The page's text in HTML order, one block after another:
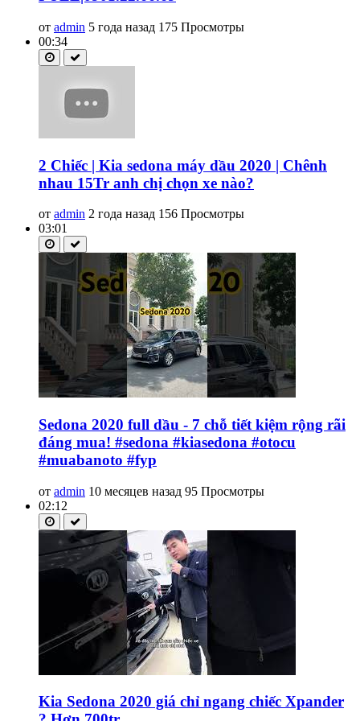
от admin 5 года назад 175 Просмотры
00:34
2 Chiếc | Kia sedona máy dầu 2020 | Chênh
nhau 15Tr anh chị chọn xe nào?
от admin 2 года назад 156 Просмотры
03:01
Sedona 2020 full dầu - 7 chỗ tiết kiệm rộng rãi
đáng mua! #sedona #kiasedona #otocu
#muabanoto #fyp
от admin 10 месяцев назад 95 Просмотры
02:12
Kia Sedona 2020 giá chỉ ngang chiếc Xpander